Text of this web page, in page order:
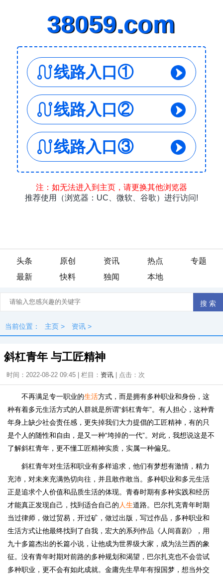
头条 原创 资讯 热点
专题
最新
快料 独闻 本地
当前位置： 主页 > 资讯 >
斜杠青年 与工匠精神
时间：2022-08-22 09:45 | 栏目： 资讯 | 点击： 次
不再满足专一职业的生活方式，而是拥有多种职业和身份，这
种有着多元生活方式的人群就是所谓“斜杠青年”。有人担心，这种青
年身上缺少社会责任感，更失掉我们大力提倡的工匠精神，有的只
是个人的随性和自由，是又一种“垮掉的一代”。对此，我想说这是不
了解斜杠青年，更不懂工匠精神实质，实属一种偏见。
斜杠青年对生活和职业有多样追求，他们有梦想有激情，精力
充沛，对未来充满热切向往，并且敢作敢当。多种职业和多元生活
正是追求个人价值和品质生活的体现。青春时期有多种实践和经历
才能真正发现自己，找到适合自己的 人生道路。巴尔扎克青年时期
当过律师，做过贸易，开过矿，做过出版，写过作品，多种职业和
生活方式让他最终找到了自我，宏大的系列作品《人间喜剧》，用
九十多篇杰出的长篇小说，让他成为世界级大家，成为法兰西的象
征。没有青年时期对前路的多种规划和渴望，巴尔扎克也不会尝试
多种职业，更不会有如此成就。金庸先生早年有报国梦，想当外交